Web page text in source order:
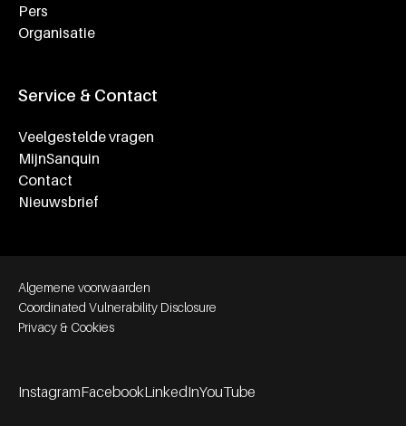
Pers
Organisatie
Service & Contact
Veelgestelde vragen
MijnSanquin
Contact
Nieuwsbrief
Footer bottom navigation
Algemene voorwaarden
Coordinated Vulnerability Disclosure
Privacy & Cookies
InstagramFacebookLinkedInYouTube